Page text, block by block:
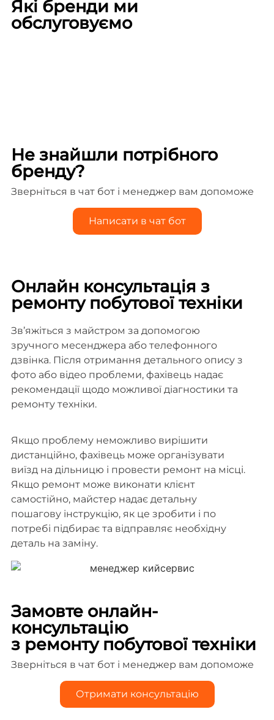
Які бренди ми
обслуговуємо
Не знайшли потрібного
бренду?
Зверніться в чат бот і менеджер вам допоможе
Написати в чат бот
Онлайн консультація з
ремонту побутової техніки
Зв’яжіться з майстром за допомогою
зручного месенджера або телефонного
дзвінка. Після отримання детального опису з
фото або відео проблеми, фахівець надає
рекомендації щодо можливої діагностики та
ремонту техніки.
Якщо проблему неможливо вирішити
дистанційно, фахівець може організувати
виїзд на дільницю і провести ремонт на місці.
Якщо ремонт може виконати клієнт
самостійно, майстер надає детальну
пошагову інструкцію, як це зробити і по
потребі підбирає та відправляє необхідну
деталь на заміну.
Замовте онлайн-
консультацію
з ремонту побутової техніки
Зверніться в чат бот і менеджер вам допоможе
Отримати консультацію